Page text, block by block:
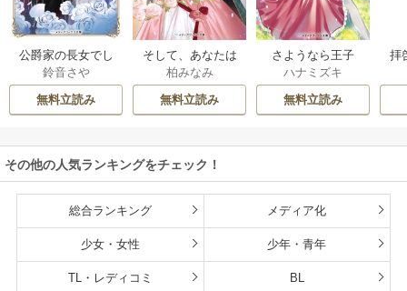
公爵家の長女でし
た
鈴音さや
無料立読み
そして、あなたは
私を捨てる
柏みなみ
無料立読み
さようなら王子
様、どうか私のこ
とは忘れてくださ
い
ハナミズキ
無料立読み
拝
その他の人気ランキングをチェック！
総合ランキング メディア化
少女・女性 少年・青年
TL・レディコミ BL